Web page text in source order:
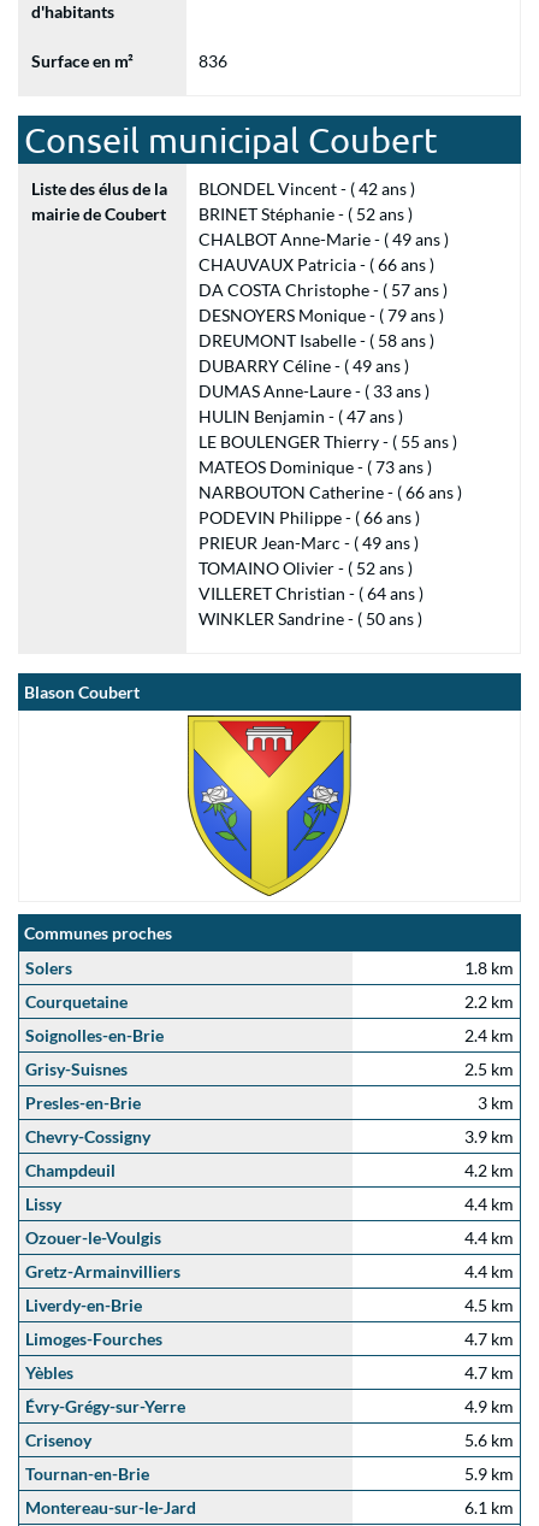
d'habitants
Surface en m² 836
Conseil municipal Coubert
Liste des élus de la
mairie de Coubert
BLONDEL Vincent - ( 42 ans )
BRINET Stéphanie - ( 52 ans )
CHALBOT Anne-Marie - ( 49 ans )
CHAUVAUX Patricia - ( 66 ans )
DA COSTA Christophe - ( 57 ans )
DESNOYERS Monique - ( 79 ans )
DREUMONT Isabelle - ( 58 ans )
DUBARRY Céline - ( 49 ans )
DUMAS Anne-Laure - ( 33 ans )
HULIN Benjamin - ( 47 ans )
LE BOULENGER Thierry - ( 55 ans )
MATEOS Dominique - ( 73 ans )
NARBOUTON Catherine - ( 66 ans )
PODEVIN Philippe - ( 66 ans )
PRIEUR Jean-Marc - ( 49 ans )
TOMAINO Olivier - ( 52 ans )
VILLERET Christian - ( 64 ans )
WINKLER Sandrine - ( 50 ans )
Blason Coubert
Communes proches
Solers
1.8 km
Courquetaine
2.2 km
Soignolles-en-Brie
2.4 km
Grisy-Suisnes
2.5 km
Presles-en-Brie
3 km
Chevry-Cossigny
3.9 km
Champdeuil
4.2 km
Lissy
4.4 km
Ozouer-le-Voulgis
4.4 km
Gretz-Armainvilliers
4.4 km
Liverdy-en-Brie
4.5 km
Limoges-Fourches
4.7 km
Yèbles
4.7 km
Évry-Grégy-sur-Yerre
4.9 km
Crisenoy
5.6 km
Tournan-en-Brie
5.9 km
Montereau-sur-le-Jard
6.1 km